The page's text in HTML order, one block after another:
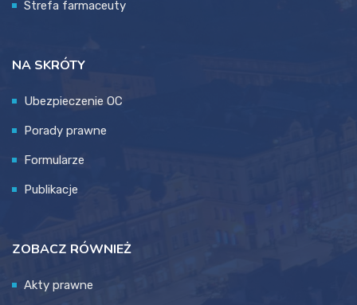
Strefa farmaceuty
NA SKRÓTY
Ubezpieczenie OC
Porady prawne
Formularze
Publikacje
ZOBACZ RÓWNIEŻ
Akty prawne